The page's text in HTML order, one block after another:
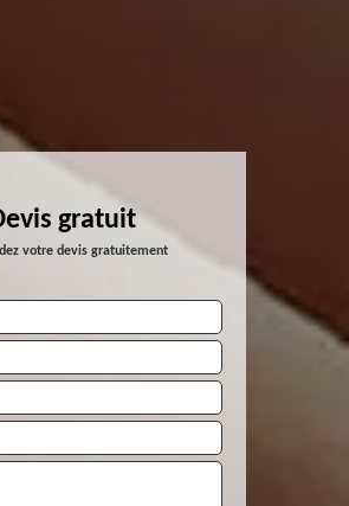
gratuit
votre devis gratuitement